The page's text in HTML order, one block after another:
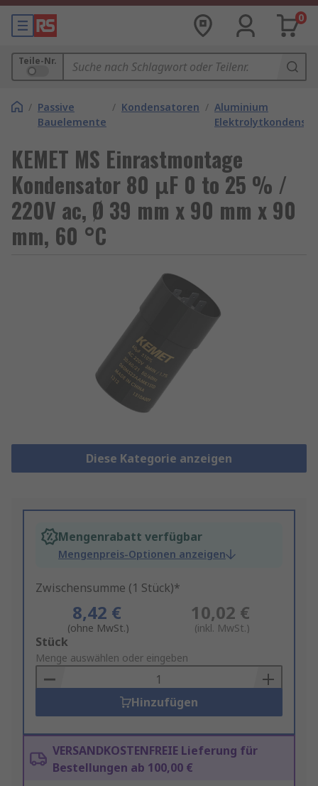
0
Teile-Nr.
/ Passive
Bauelemente
/ Kondensatoren / Aluminium
KEMET MS Einrastmontage
Kondensator 80 μF 0 to 25 % /
220V ac, Ø 39 mm x 90 mm x 90
mm, 60 °C
Diese Kategorie anzeigen
Mengenrabatt verfügbar
Mengenpreis-Optionen anzeigen
Zwischensumme (1 Stück)*
8,42 €
(ohne MwSt.)
10,02 €
(inkl. MwSt.)
Add
to
Basket
Stück
Menge auswählen oder eingeben
Hinzufügen
VERSANDKOSTENFREIE Lieferung für
Bestellungen ab 100,00 €